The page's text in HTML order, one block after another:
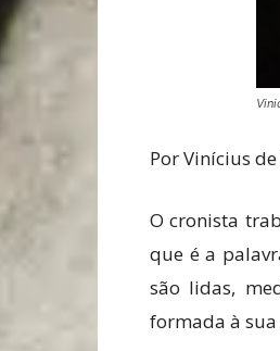
Por Vinícius
O cronista
que é a
são lidas,
formada à sua